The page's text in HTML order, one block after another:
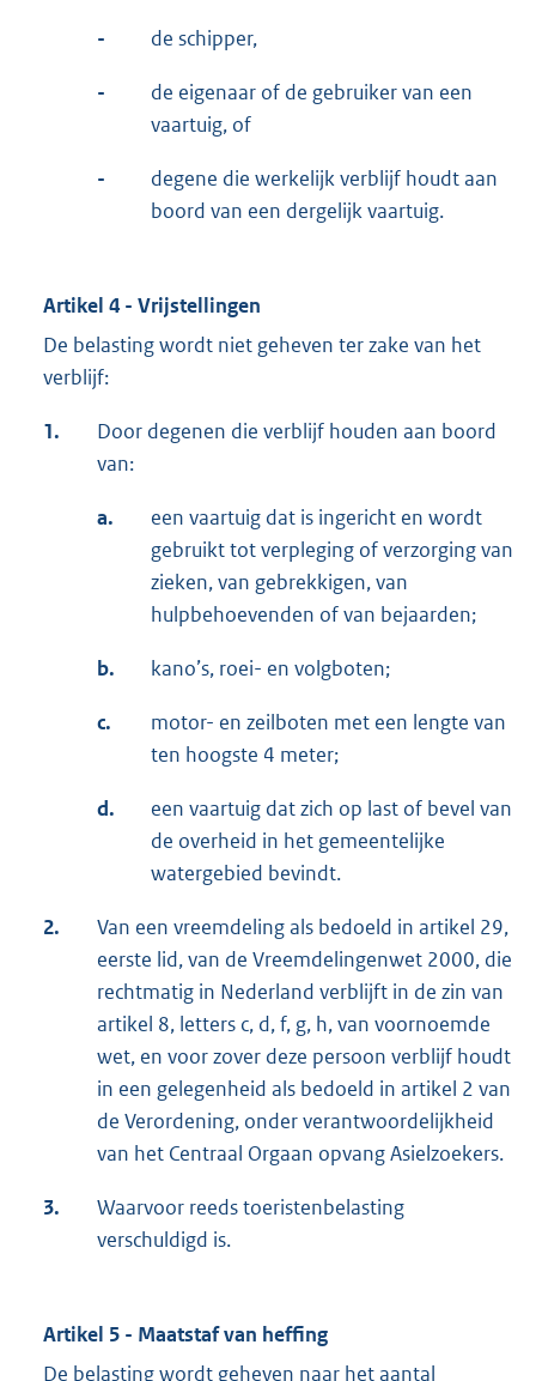
- de schipper,
-
de eigenaar of de gebruiker van een
vaartuig, of
-
degene die werkelijk verblijf houdt aan
boord van een dergelijk vaartuig.
Artikel 4 - Vrijstellingen
De belasting wordt niet geheven ter zake van het
verblijf:
1.
Door degenen die verblijf houden aan boord
van:
a.
een vaartuig dat is ingericht en wordt
gebruikt tot verpleging of verzorging van
zieken, van gebrekkigen, van
hulpbehoevenden of van bejaarden;
b. kano’s, roei- en volgboten;
c.
motor- en zeilboten met een lengte van
ten hoogste 4 meter;
d.
een vaartuig dat zich op last of bevel van
de overheid in het gemeentelijke
watergebied bevindt.
2.
Van een vreemdeling als bedoeld in artikel 29,
eerste lid, van de Vreemdelingenwet 2000, die
rechtmatig in Nederland verblijft in de zin van
artikel 8, letters c, d, f, g, h, van voornoemde
wet, en voor zover deze persoon verblijf houdt
in een gelegenheid als bedoeld in artikel 2 van
de Verordening, onder verantwoordelijkheid
van het Centraal Orgaan opvang Asielzoekers.
3.
Waarvoor reeds toeristenbelasting
verschuldigd is.
Artikel 5 - Maatstaf van heffing
De belasting wordt geheven naar het aantal